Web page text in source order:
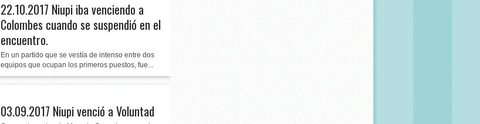
22.10.2017 Niupi iba venciendo a
Colombes cuando se suspendió en el
encuentro.
En un partido que se vestía de intenso entre dos
equipos que ocupan los primeros puestos, fue...
03.09.2017 Niupi venció a Voluntad